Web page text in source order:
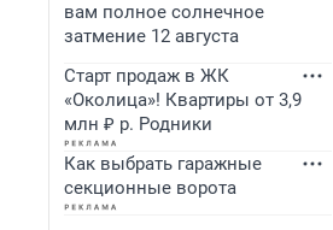
вам полное солнечное
затмение 12 августа
Старт продаж в ЖК
«Околица»! Квартиры от 3,9
млн ₽ р. Родники
Как выбрать гаражные
секционные ворота